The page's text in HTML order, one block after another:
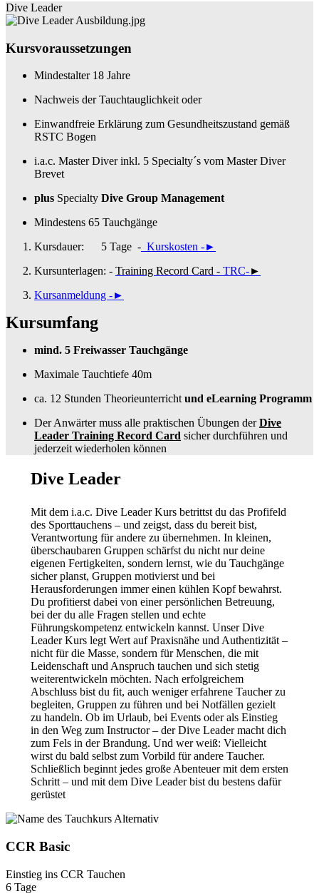
Dive Leader
Kursvoraussetzungen
Mindestalter 18 Jahre
Nachweis der Tauchtauglichkeit oder
Einwandfreie Erklärung zum Gesundheitszustand gemäß
RSTC Bogen
i.a.c. Master Diver inkl. 5 Specialty´s vom Master Diver
Brevet
plus Specialty Dive Group Management
Mindestens 65 Tauchgänge
Kursdauer:
5 Tage - Kurskosten -►
Kursunterlagen: - Training Record Card - TRC-►
Kursanmeldung -►
Kursumfang
mind. 5 Freiwasser Tauchgänge
Maximale Tauchtiefe 40m
ca. 12 Stunden Theorieunterricht und eLearning Programm
Der Anwärter muss alle praktischen Übungen derDive
Leader Training Record Card sicher durchführen und
jederzeit wiederholen können
Dive Leader
Mit dem i.a.c. Dive Leader Kurs betrittst du das Profifeld
des Sporttauchens – und zeigst, dass du bereit bist,
Verantwortung für andere zu übernehmen. In kleinen,
überschaubaren Gruppen schärfst du nicht nur deine
eigenen Fertigkeiten, sondern lernst, wie du Tauchgänge
sicher planst, Gruppen motivierst und bei
Herausforderungen immer einen kühlen Kopf bewahrst.
Du profitierst dabei von einer persönlichen Betreuung,
bei der du alle Fragen stellen und echte
Führungskompetenz entwickeln kannst. Unser Dive
Leader Kurs legt Wert auf Praxisnähe und Authentizität –
nicht für die Masse, sondern für Menschen, die mit
Leidenschaft und Anspruch tauchen und sich stetig
weiterentwickeln möchten. Nach erfolgreichem
Abschluss bist du fit, auch weniger erfahrene Taucher zu
begleiten, Gruppen zu führen und bei Notfällen gezielt
zu handeln. Ob im Urlaub, bei Events oder als Einstieg
in den Weg zum Instructor – der Dive Leader macht dich
zum Fels in der Brandung. Und wer weiß: Vielleicht
wirst du bald selbst zum Vorbild für andere Taucher.
Schließlich beginnt jedes große Abenteuer mit dem ersten
Schritt – und mit dem Dive Leader bist du bestens dafür
gerüstet
CCR Basic
Einstieg ins CCR Tauchen
6 Tage